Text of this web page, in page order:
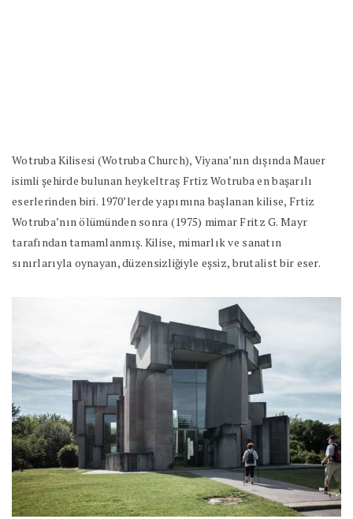
Wotruba Kilisesi (Wotruba Church), Viyana’nın dışında Mauer
isimli şehirde bulunan heykeltraş Frtiz Wotruba en başarılı
eserlerinden biri. 1970’lerde yapımına başlanan kilise, Frtiz
Wotruba’nın ölümünden sonra (1975) mimar Fritz G. Mayr
tarafından tamamlanmış. Kilise, mimarlık ve sanatın
sınırlarıyla oynayan, düzensizliğiyle eşsiz, brutalist bir eser.